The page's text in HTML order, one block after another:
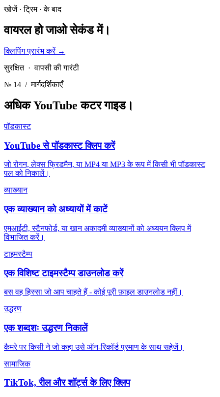
खोजें · ट्रिम · के बाद
वायरल हो जाओसेकंड में।
क्लिपिंग प्रारंभ करें →
सुरक्षित · वापसी की गारंटी
№ 14 / मार्गदर्शिकाएँ
अधिक YouTube कटरगाइड।
पॉडकास्ट
YouTube से पॉडकास्ट क्लिप करें
जो रोगन, लेक्स फ्रिडमैन, या MP4 या MP3 के रूप में किसी भी पॉडकास्ट
पल को निकालें।
व्याख्यान
एक व्याख्यान को अध्यायों में काटें
एमआईटी, स्टैनफोर्ड, या खान अकादमी व्याख्यानों को अध्ययन क्लिप में
विभाजित करें।
टाइमस्टैम्प
एक विशिष्ट टाइमस्टैम्प डाउनलोड करें
बस वह हिस्सा जो आप चाहते हैं - कोई पूरी फ़ाइल डाउनलोड नहीं।
उद्धरण
एक शब्दशः उद्धरण निकालें
कैमरे पर किसी ने जो कहा उसे ऑन-रिकॉर्ड प्रमाण के साथ सहेजें।
सामाजिक
TikTok, रील और शॉर्ट्स के लिए क्लिप